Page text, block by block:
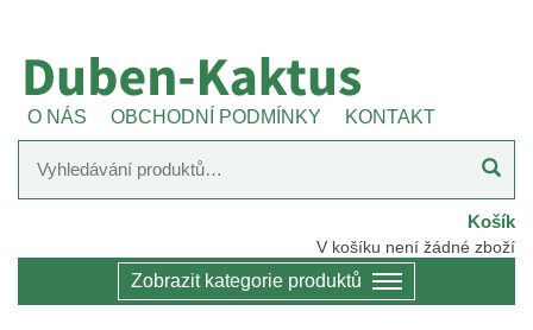
O NÁS OBCHODNÍ PODMÍNKY KONTAKT
Košík
V košíku není žádné zboží
Zobrazit kategorie produktů